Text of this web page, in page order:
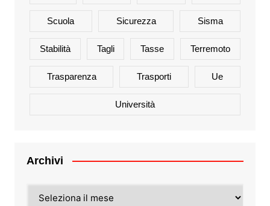
Scuola Sicurezza Sisma
Stabilità Tagli Tasse Terremoto
Trasparenza Trasporti Ue
Università
Archivi